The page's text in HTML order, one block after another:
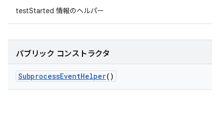
testStarted 情報のヘルパー
パブリック コンストラクタ
SubprocessEventHelper()